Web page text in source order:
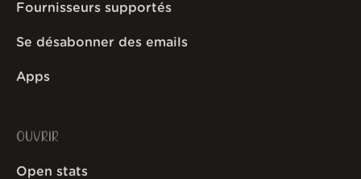
Fournisseurs supportés
Se désabonner des emails
Apps
OUVRIR
Open stats